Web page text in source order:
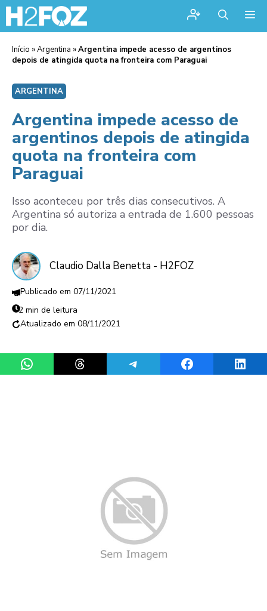
Início »Argentina »Argentina impede acesso de argentinos
depois de atingida quota na fronteira com Paraguai
ARGENTINA
Argentina impede acesso de
argentinos depois de atingida
quota na fronteira com
Paraguai
Isso aconteceu por três dias consecutivos. A
Argentina só autoriza a entrada de 1.600 pessoas
por dia.
Claudio Dalla Benetta - H2FOZ
07/11/2021
2 min de leitura
08/11/2021
Share on WhatsAppShare on ThreadsShare on TelegramShare on Facebook